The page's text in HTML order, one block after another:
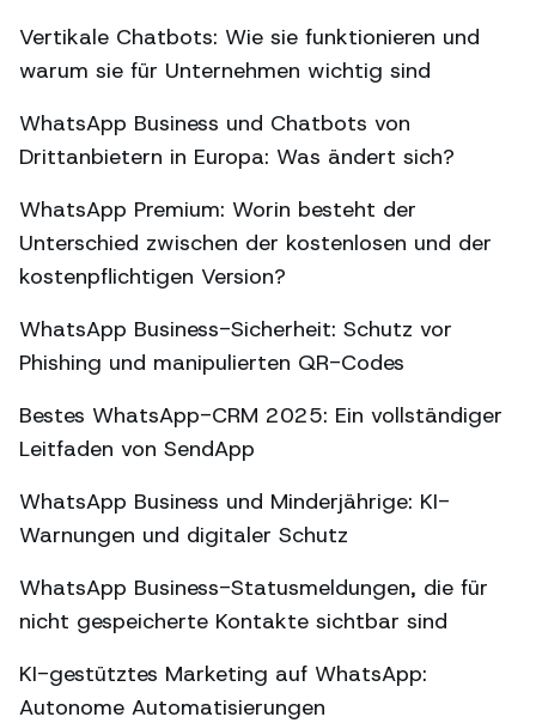
Vertikale Chatbots: Wie sie funktionieren und
warum sie für Unternehmen wichtig sind
WhatsApp Business und Chatbots von
Drittanbietern in Europa: Was ändert sich?
WhatsApp Premium: Worin besteht der
Unterschied zwischen der kostenlosen und der
kostenpflichtigen Version?
WhatsApp Business-Sicherheit: Schutz vor
Phishing und manipulierten QR-Codes
Bestes WhatsApp-CRM 2025: Ein vollständiger
Leitfaden von SendApp
WhatsApp Business und Minderjährige: KI-
Warnungen und digitaler Schutz
WhatsApp Business-Statusmeldungen, die für
nicht gespeicherte Kontakte sichtbar sind
KI-gestütztes Marketing auf WhatsApp:
Autonome Automatisierungen